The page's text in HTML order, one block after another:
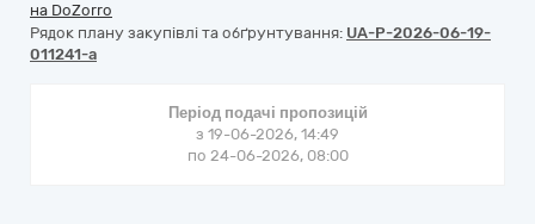
на DoZorro
Рядок плану закупівлі та обґрунтування: UA-P-2026-06-19-
011241-a
Період подачі пропозицій
з 19-06-2026, 14:49
по 24-06-2026, 08:00